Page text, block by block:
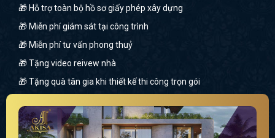
🎁 Hỗ trợ toàn bộ hồ sơ giấy phép xây dựng
🎁 Miễn phí giám sát tại công trình
🎁 Miễn phí tư vấn phong thuỷ
🎁 Tặng video reivew nhà
🎁 Tặng quà tân gia khi thiết kế thi công trọn gói